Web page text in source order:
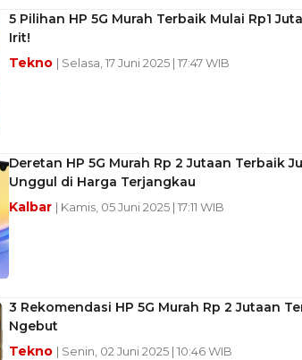
5 Pilihan HP 5G Murah Terbaik Mulai Rp1
Irit!
Tekno | Selasa, 17 Juni 2025 | 17:47 WIB
Deretan HP 5G Murah Rp 2 Jutaan Terbaik
Unggul di Harga Terjangkau
Kalbar | Kamis, 05 Juni 2025 | 17:11 WIB
3 Rekomendasi HP 5G Murah Rp 2 Jutaan
Ngebut
Tekno | Senin, 02 Juni 2025 | 10:46 WIB